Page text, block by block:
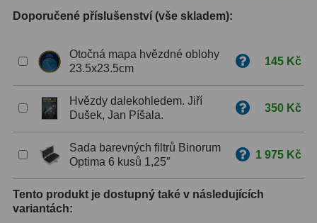
ED a Flat Field12
Měřící, s mřížkou6
Ostatní
Doplňky
Filtry182
Měsíční a Polarizační
Doporučené příslušenství (vše skladem):
Otočná mapa hvězdné oblohy
23.5x23.5cm
145 Kč
Hvězdy dalekohledem. Jiří
Dušek, Jan Píšala.
350 Kč
Sada barevných filtrů Binorum
Optima 6 kusů 1,25″
1 975 Kč
Tento produkt je dostupný také v následujících
variantách: